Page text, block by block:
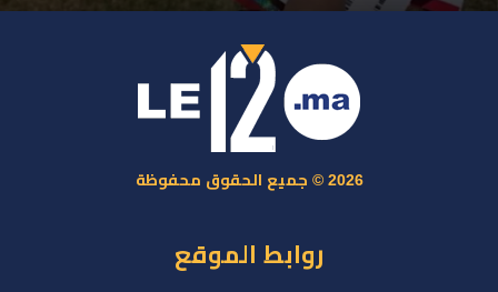
2026 © جميع الحقوق محفوظة
روابط الموقع